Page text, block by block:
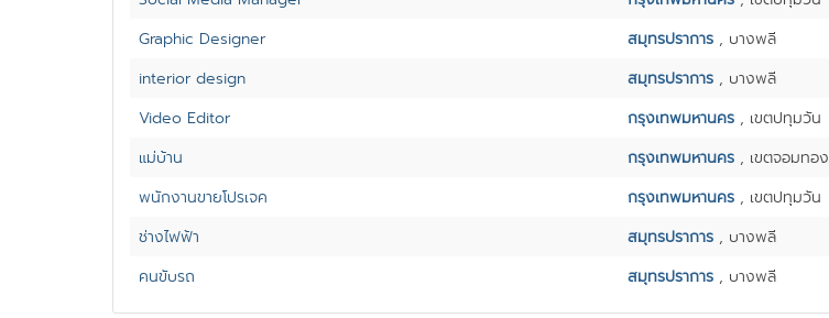
Graphic Designer
สมุทรปราการ , บางพลี
interior design
สมุทรปราการ , บางพลี
Video Editor
กรุงเทพมหานคร , เขตปทุมวัน
แม่บ้าน
กรุงเทพมหานคร , เขตจอมทอง
พนักงานขายโปรเจค
กรุงเทพมหานคร , เขตปทุมวัน
ช่างไฟฟ้า
สมุทรปราการ , บางพลี
คนขับรถ
สมุทรปราการ , บางพลี